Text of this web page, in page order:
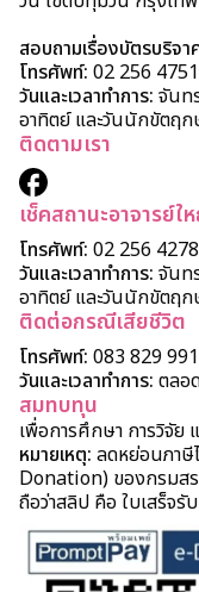
สอบถามเรื่องบัตรบริจา
โทรศัพท์: 02 256
วันและเวลาทำการ: จันท
อาทิตย์ และวันนักขัตฤ
ติดตามเรา
เช็คสถานะอาจารย์
โทรศัพท์: 02 256 4278
วันและเวลาทำการ: จันท
อาทิตย์ และวันนักขัตฤ
ติดต่อกรณีเสียชีวิต
โทรศัพท์: 083 829
วันและเวลาทำการ: ตลอ
สมทบทุน
เพื่อการศึกษา การวิจัย
หมายเหตุ: ลดหย่อนภาษี
Donation) ของกรมสร
ถือว่าสลิป คือ ใบเสร็จรั